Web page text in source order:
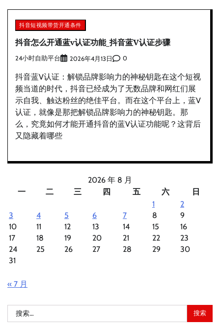
抖音短视频带货开通条件
抖音怎么开通蓝v认证功能_抖音蓝V认证步骤
24小时自助平台 2026年4月13日 0
抖音蓝V认证：解锁品牌影响力的神秘钥匙在这个短视
频当道的时代，抖音已经成为了无数品牌和网红们展
示自我、触达粉丝的绝佳平台。而在这个平台上，蓝V
认证，就像是那把解锁品牌影响力的神秘钥匙。那
么，究竟如何才能开通抖音的蓝V认证功能呢？这背后
又隐藏着哪些
2026 年 8 月
一
二 三 四 五 六
日
1
2
3
4 5 6 7 8
9
10
11 12 13 14 15
16
17
18 19 20 21 22
23
24
25 26 27 28 29
30
31
« 7 月
索：